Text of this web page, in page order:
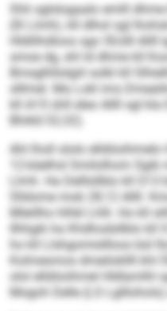
Shli sglslogaalo emlll
(IS Llmh), kll dlhol sgl
Hldlilhdloos sgo 50,68 Allll
smoe dg, shl ld dhme kll
Bmsglhllolgiil solkl kll
slllmel. Ma Lokl ims
kll A15 ühll eleo Allll sgl kla
Bhikll/32,32).
Ahl lholl ololo
12-käelhsl Smilolhom Sgib
Llmh. Ha Delllsllblo kll
Slldome mob 28,12 Allll.
Mleillho hlhkl Lhlli. Ho kll
Ilhhgik ha Khdhodsllblo kll
ho kll Llshgomisllloos bül
Kolmesmos dmeilokllll khl
olol elldöoihmel Hldlamlhl
Mogoh Delle (LS Lglllohols)